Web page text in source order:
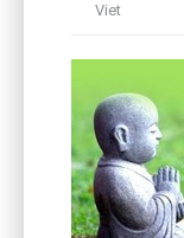
Viet